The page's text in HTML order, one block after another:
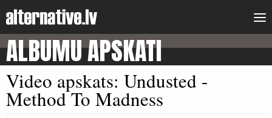
ALBUMU APSKATI
Video apskats: Undusted -
Method To Madness